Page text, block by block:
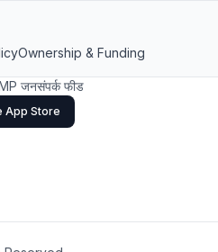
Ownership & Funding
जनसंपर्क फीड
App Store